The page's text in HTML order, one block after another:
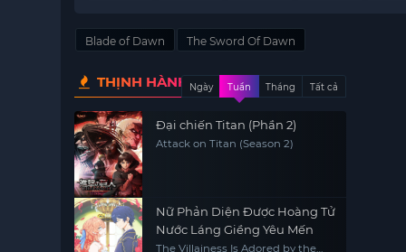
Blade of Dawn The Sword Of Dawn
THỊNH HÀNH Ngày Tuần Tháng Tất cả
Đại chiến Titan (Phần 2)
Attack on Titan (Season 2)
Nữ Phản Diện Được Hoàng Tử
Nước Láng Giềng Yêu Mến
The Villainess Is Adored by the